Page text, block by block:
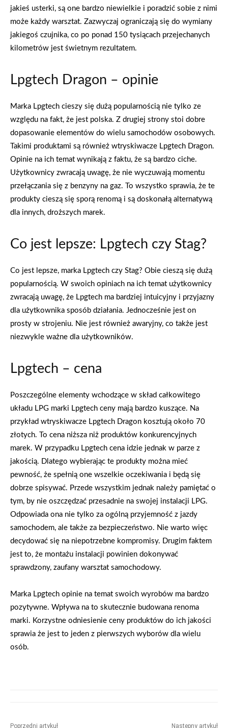
jakieś usterki, są one bardzo niewielkie i poradzić sobie z nimi
może każdy warsztat. Zazwyczaj ograniczają się do wymiany
jakiegoś czujnika, co po ponad 150 tysiącach przejechanych
kilometrów jest świetnym rezultatem.
Lpgtech Dragon – opinie
Marka Lpgtech cieszy się dużą popularnością nie tylko ze
względu na fakt, że jest polska. Z drugiej strony stoi dobre
dopasowanie elementów do wielu samochodów osobowych.
Takimi produktami są również wtryskiwacze Lpgtech Dragon.
Opinie na ich temat wynikają z faktu, że są bardzo ciche.
Użytkownicy zwracają uwagę, że nie wyczuwają momentu
przełączania się z benzyny na gaz. To wszystko sprawia, że te
produkty cieszą się sporą renomą i są doskonałą alternatywą
dla innych, droższych marek.
Co jest lepsze: Lpgtech czy Stag?
Co jest lepsze, marka Lpgtech czy Stag? Obie cieszą się dużą
popularnością. W swoich opiniach na ich temat użytkownicy
zwracają uwagę, że Lpgtech ma bardziej intuicyjny i przyjazny
dla użytkownika sposób działania. Jednocześnie jest on
prosty w strojeniu. Nie jest również awaryjny, co także jest
niezwykle ważne dla użytkowników.
Lpgtech – cena
Poszczególne elementy wchodzące w skład całkowitego
układu LPG marki Lpgtech ceny mają bardzo kuszące. Na
przykład wtryskiwacze Lpgtech Dragon kosztują około 70
złotych. To cena niższa niż produktów konkurencyjnych
marek. W przypadku Lpgtech cena idzie jednak w parze z
jakością. Dlatego wybierając te produkty można mieć
pewność, że spełnią one wszelkie oczekiwania i będą się
dobrze spisywać. Przede wszystkim jednak należy pamiętać o
tym, by nie oszczędzać przesadnie na swojej instalacji LPG.
Odpowiada ona nie tylko za ogólną przyjemność z jazdy
samochodem, ale także za bezpieczeństwo. Nie warto więc
decydować się na niepotrzebne kompromisy. Drugim faktem
jest to, że montażu instalacji powinien dokonywać
sprawdzony, zaufany warsztat samochodowy.
Marka Lpgtech opinie na temat swoich wyrobów ma bardzo
pozytywne. Wpływa na to skutecznie budowana renoma
marki. Korzystne odniesienie ceny produktów do ich jakości
sprawia że jest to jeden z pierwszych wyborów dla wielu
osób.
Poprzedni artykuł Następny artykuł